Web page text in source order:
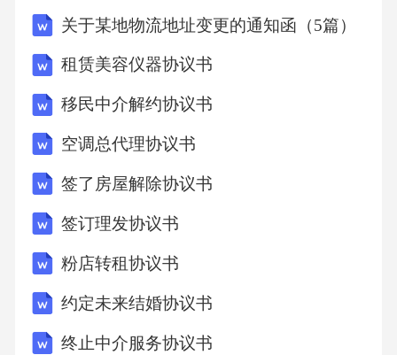
甲方应承担赔偿责任。2.若乙方未按照本协议约
定履行义务，如未按时足额支付租金、擅自改
变租赁物用途、擅自转租等，乙方应按照本协
议约定向甲方支付违约金，并承担因违约行为
给甲方造成的损失赔偿责任。违约金的具体金
[X]%]。3.如一方违反本协议约定，应承担对方
为实现债权而支付的合理费用，包括但不限于
律师费、诉讼费、差旅费等。十、争议解决本
协议的签订、履行、解释及争议解决均适用中
华人民共和国法律。双方在履行本协议过程中
如发生争议，应首先通过友好协商解决；协商
关于某地物流地址变更的通知函（5篇）
租赁美容仪器协议书
移民中介解约协议书
空调总代理协议书
签了房屋解除协议书
签订理发协议书
粉店转租协议书
约定未来结婚协议书
终止中介服务协议书